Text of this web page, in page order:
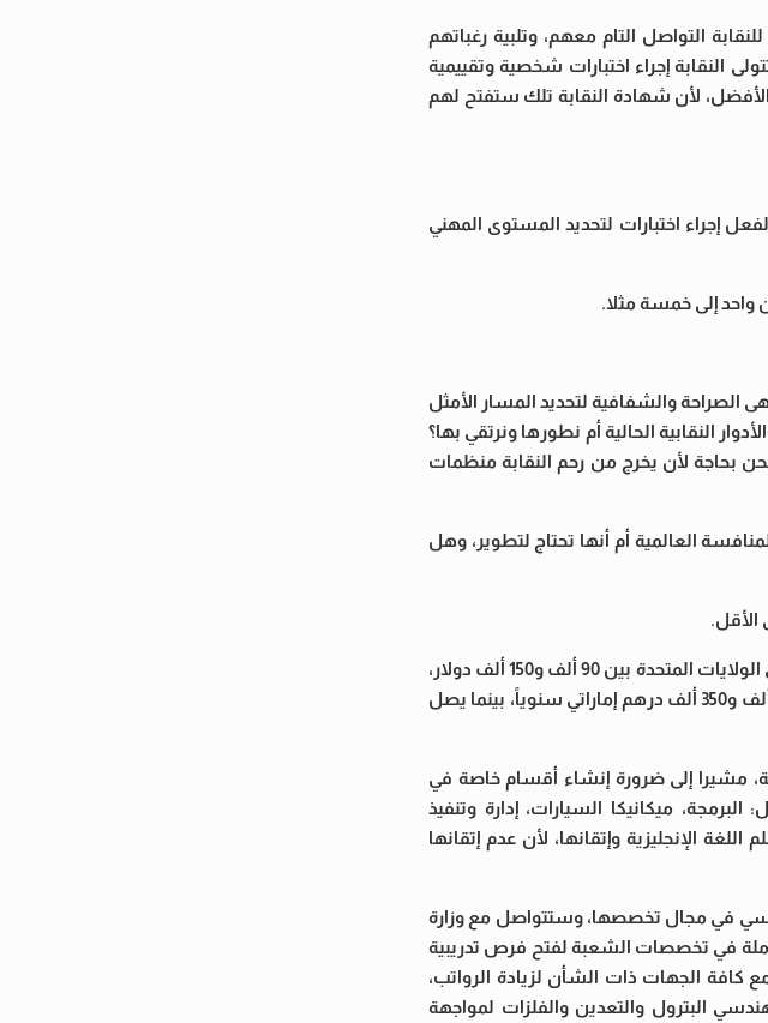
التواصل التام معهم، وتلبية رغباتهم
النقابة إجراء اختبارات شخصية وتقييمية
لأن شهادة النقابة تلك ستفتح لهم
إجراء اختبارات لتحديد المستوى المهني
واحد إلى خمسة مثلا.
الصراحة والشفافية لتحديد المسار الأمثل
النقابية الحالية أم نطورها ونرتقي بها؟
بحاجة لأن يخرج من رحم النقابة منظمات
العالمية أم أنها تحتاج لتطوير، وهل
الأقل.
وفي هذا الإطار، استعرض فهمي مقارنة للأجور السنوية للمهندسين عالميا؛ حيث يتراوح راتب المهندس في الولايات المتحدة بين 90 ألف و150 ألف دولار،
وفي إنجلترا بين 50 ألف و60 ألف جنيه إسترليني، وفي ألمانيا بين 50 ألف و60 ألف يورو، وفي الإمارات بين 70 ألف و350 ألف درهم إماراتي سنوياً، بينما يصل
مشيرا إلى ضرورة إنشاء أقسام خاصة في
ميكانيكا السيارات، إدارة وتنفيذ
الإنجليزية وإتقانها، لأن عدم إتقانها
في مجال تخصصها، وستتواصل مع وزارة
في تخصصات الشعبة لفتح فرص تدريبية
الجهات ذات الشأن لزيادة الرواتب،
البترول والتعدين والفلزات لمواجهة